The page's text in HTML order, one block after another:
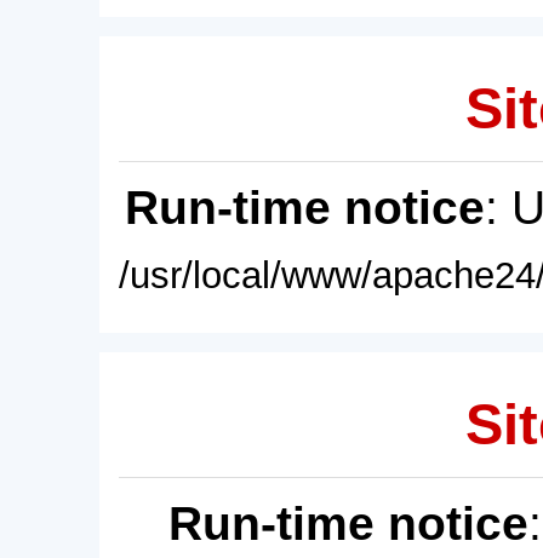
Run-time notice:
/usr/local/www/
Run-time notice